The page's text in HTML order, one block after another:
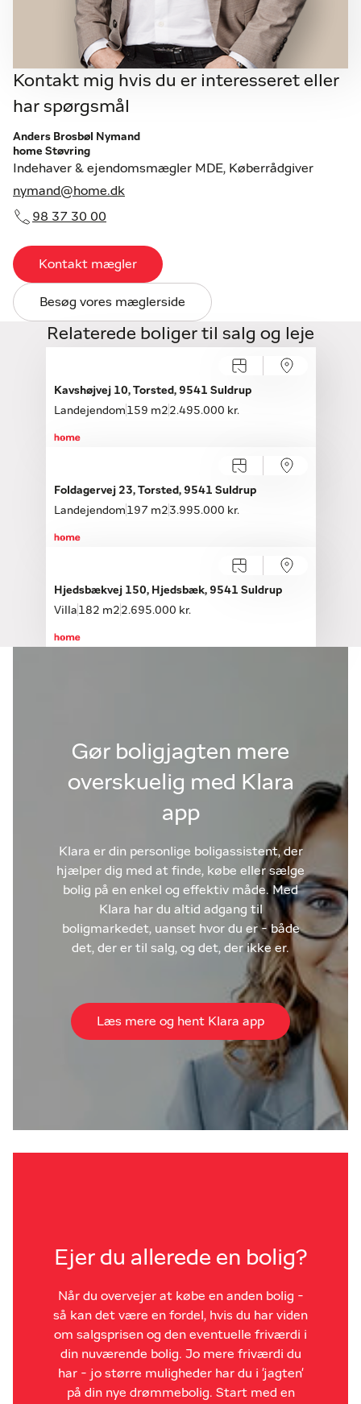
Kontakt mig hvis du er interesseret eller
har spørgsmål
Anders Brosbøl Nymand
home Støvring
Indehaver & ejendomsmægler MDE, Køberrådgiver
nymand@home.dk
98 37 30 00
Kontakt mægler
Besøg vores mæglerside
Relaterede boliger til salg og leje
Kavshøjvej 10, Torsted, 9541 Suldrup
Landejendom 159 m2 2.495.000 kr.
Foldagervej 23, Torsted, 9541 Suldrup
Landejendom 197 m2 3.995.000 kr.
Hjedsbækvej 150, Hjedsbæk, 9541 Suldrup
Villa 182 m2 2.695.000 kr.
Gør boligjagten mere
overskuelig med Klara
app
Klara er din personlige boligassistent, der
hjælper dig med at finde, købe eller sælge
bolig på en enkel og effektiv måde. Med
Klara har du altid adgang til
boligmarkedet, uanset hvor du er - både
det, der er til salg, og det, der ikke er.
Læs mere og hent Klara app
Ejer du allerede en bolig?
Når du overvejer at købe en anden bolig -
så kan det være en fordel, hvis du har viden
om salgsprisen og den eventuelle friværdi i
din nuværende bolig. Jo mere friværdi du
har - jo større muligheder har du i 'jagten'
på din nye drømmebolig. Start med en